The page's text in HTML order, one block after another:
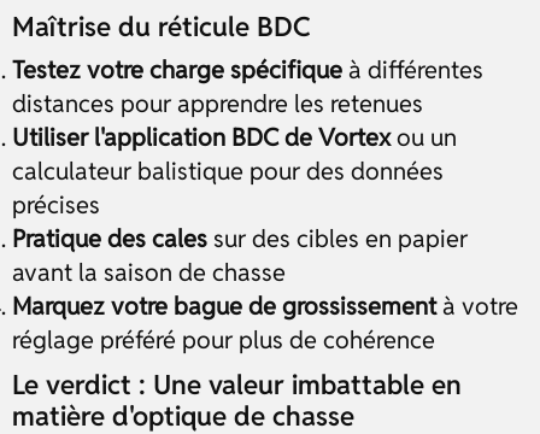
Maîtrise du réticule BDC
Testez votre charge spécifique à différentes
distances pour apprendre les retenues
Utiliser l'application BDC de Vortexou un
calculateur balistique pour des données
précises
Pratique des cales sur des cibles en papier
avant la saison de chasse
Marquez votre bague de grossissementà votre
réglage préféré pour plus de cohérence
Le verdict : Une valeur imbattable en
matière d'optique de chasse